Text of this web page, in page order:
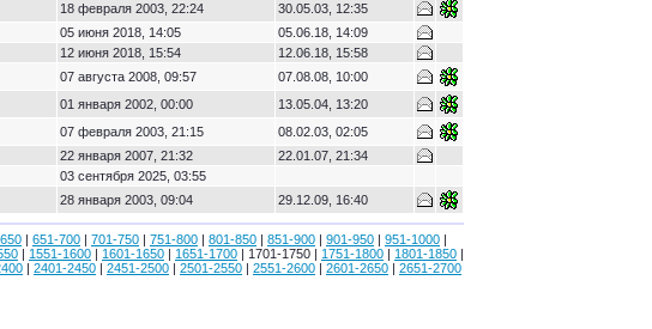
18 февраля 2003, 22:24
30.05.03, 12:35
05 июня 2018, 14:05
05.06.18, 14:09
12 июня 2018, 15:54
12.06.18, 15:58
07 августа 2008, 09:57
07.08.08, 10:00
01 января 2002, 00:00
13.05.04, 13:20
07 февраля 2003, 21:15
08.02.03, 02:05
22 января 2007, 21:32
22.01.07, 21:34
03 сентября 2025, 03:55
28 января 2003, 09:04 29.12.09, 16:40
| 651-700 | 701-750 | 751-800 | 801-850 | 851-900 | 901-950 | 951-1000 |
| 1551-1600 | 1601-1650 | 1651-1700 | 1701-1750 | 1751-1800 | 1801-1850 |
| 2401-2450 | 2451-2500 | 2501-2550 | 2551-2600 | 2601-2650 | 2651-2700